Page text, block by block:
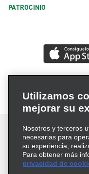
PATROCINIO
Términos de
Utilizamos
mejorar su
Nosotros y terceros
necesarias para
su experiencia,
Para obtener más
privacidad de